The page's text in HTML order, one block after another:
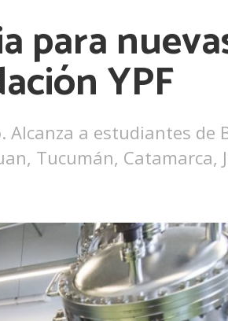
para
YPF
a estudiantes de
Tucumán, Catamarca,